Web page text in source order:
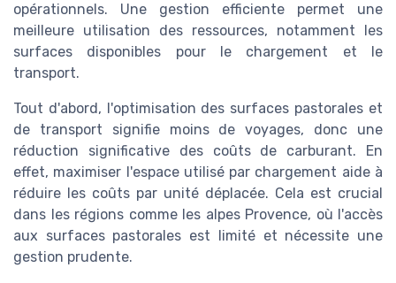
opérationnels. Une gestion efficiente permet une
meilleure utilisation des ressources, notamment les
surfaces disponibles pour le chargement et le
transport.
Tout d'abord, l'optimisation des surfaces pastorales et
de transport signifie moins de voyages, donc une
réduction significative des coûts de carburant. En
effet, maximiser l'espace utilisé par chargement aide à
réduire les coûts par unité déplacée. Cela est crucial
dans les régions comme les alpes Provence, où l'accès
aux surfaces pastorales est limité et nécessite une
gestion prudente.